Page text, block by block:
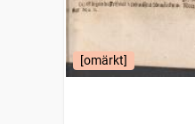
[omärkt]